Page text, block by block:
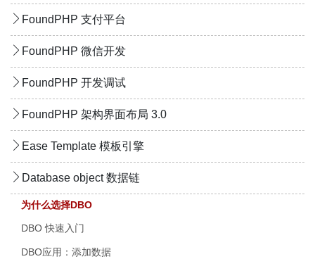
FoundPHP 支付平台
FoundPHP 微信开发
FoundPHP 开发调试
FoundPHP 架构界面布局 3.0
Ease Template 模板引擎
Database object 数据链
为什么选择DBO
DBO 快速入门
DBO应用：添加数据